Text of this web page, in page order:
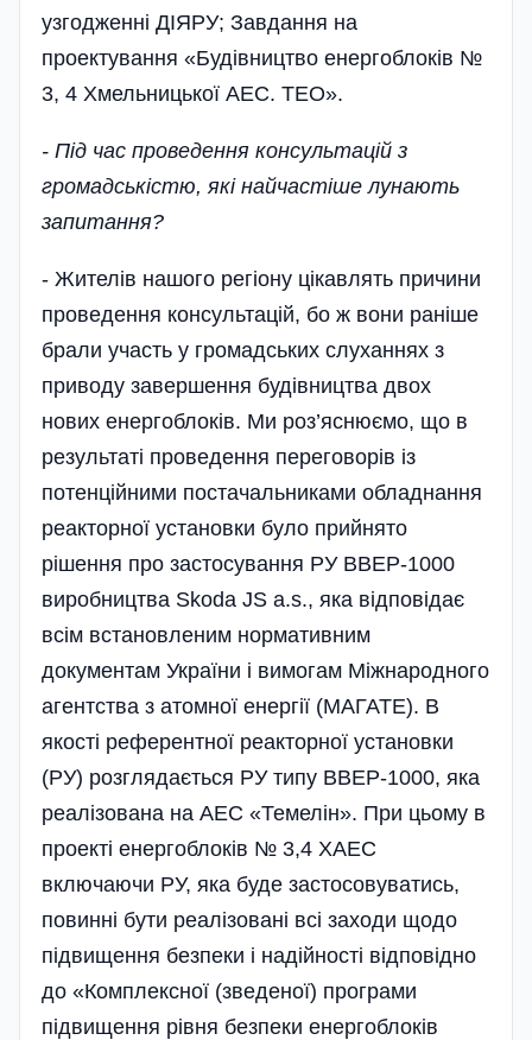
узгодженні ДІЯРУ; Завдання на
проектування «Будівництво енергоблоків №
3, 4 Хмельницької АЕС. ТЕО».
- Під час проведення консультацій з
громадськістю, які найчастіше лунають
запитання?
- Жителів нашого регіону цікавлять причини
проведення консультацій, бо ж вони раніше
брали участь у громадських слуханнях з
приводу завершення будівництва двох
нових енергоблоків. Ми роз’яснюємо, що в
результаті проведення переговорів із
потенційними постачальниками обладнання
реакторної установки було прийнято
рішення про застосування РУ ВВЕР-1000
виробництва Skoda JS a.s., яка відповідає
всім встановленим нормативним
документам України і вимогам Міжнародного
агентства з атомної енергії (МАГАТЕ). В
якості референтної реакторної установки
(РУ) розглядається РУ типу ВВЕР-1000, яка
реалізована на АЕС «Темелін». При цьому в
проекті енергоблоків № 3,4 ХАЕС
включаючи РУ, яка буде застосовуватись,
повинні бути реалізовані всі заходи щодо
підвищення безпеки і надійності відповідно
до «Комплексної (зведеної) програми
підвищення рівня безпеки енергоблоків